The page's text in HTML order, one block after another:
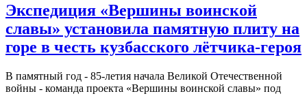
Экспедиция «Вершины воинской
славы» установила памятную плиту на
горе в честь кузбасского лётчика-героя
В памятный год - 85-летия начала Великой Отечественной
войны - команда проекта «Вершины воинской славы» под